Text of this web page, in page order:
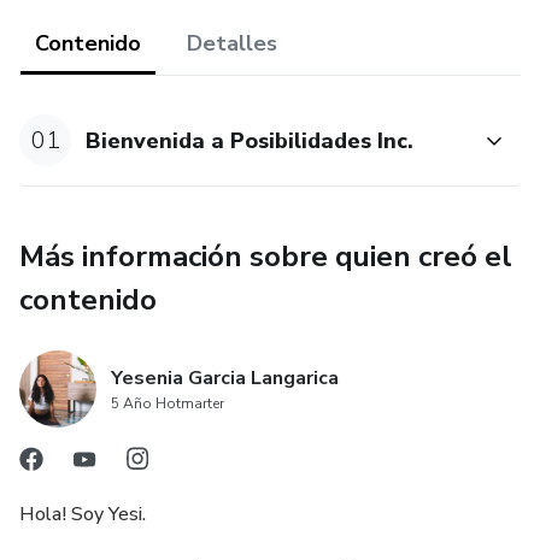
Contenido Detalles
01 Bienvenida a Posibilidades Inc.
Más información sobre quien creó el
contenido
Yesenia Garcia Langarica
5 Año Hotmarter
Hola! Soy Yesi.